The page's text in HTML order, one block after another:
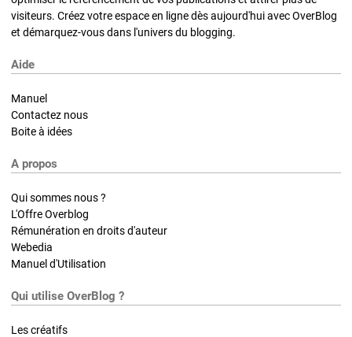
visiteurs. Créez votre espace en ligne dès aujourd'hui avec OverBlog
et démarquez-vous dans l'univers du blogging.
Aide
Manuel
Contactez nous
Boite à idées
A propos
Qui sommes nous ?
L'Offre Overblog
Rémunération en droits d'auteur
Webedia
Manuel d'Utilisation
Qui utilise OverBlog ?
Les créatifs